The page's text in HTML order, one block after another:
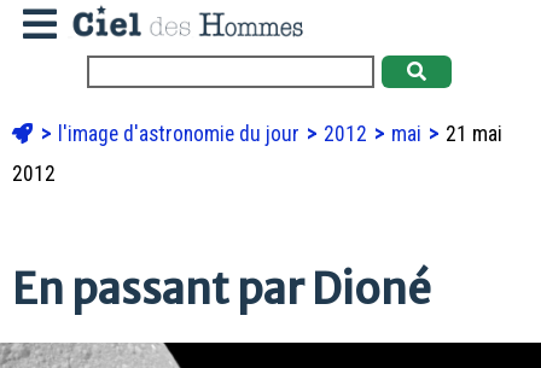
l'image d'astronomie du jour 2012 mai
21 mai
2012
En passant par Dioné